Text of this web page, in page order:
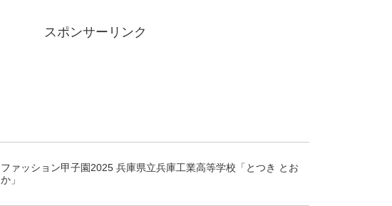
スポンサーリンク
ファッション甲子園2025 兵庫県立兵庫工業高等学校「とつき とお
か」